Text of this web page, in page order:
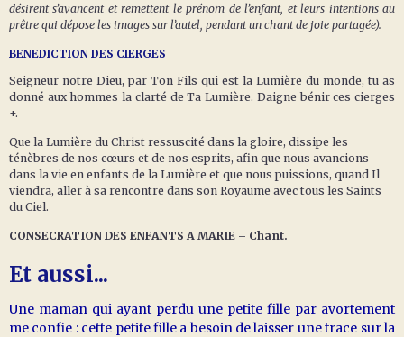
désirent s’avancent et remettent le prénom de l’enfant, et leurs intentions au
prêtre qui dépose les images sur l’autel, pendant un chant de joie partagée).
BENEDICTION DES CIERGES
Seigneur notre Dieu, par Ton Fils qui est la Lumière du monde, tu as
donné aux hommes la clarté de Ta Lumière. Daigne bénir ces cierges
+.
Que la Lumière du Christ ressuscité dans la gloire, dissipe les
ténèbres de nos cœurs et de nos esprits, afin que nous avancions
dans la vie en enfants de la Lumière et que nous puissions, quand Il
viendra, aller à sa rencontre dans son Royaume avec tous les Saints
du Ciel.
CONSECRATION DES ENFANTS A MARIE – Chant.
Et aussi...
Une maman qui ayant perdu une petite fille par avortement
me confie : cette petite fille a besoin de laisser une trace sur la